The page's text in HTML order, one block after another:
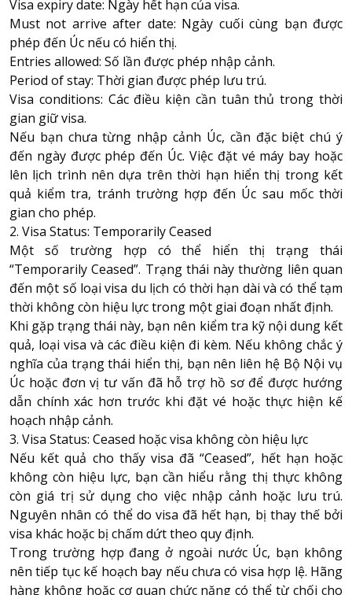
Visa expiry date: Ngày hết hạn của visa.
Must not arrive after date: Ngày cuối cùng bạn được
phép đến Úc nếu có hiển thị.
Entries allowed: Số lần được phép nhập cảnh.
Period of stay: Thời gian được phép lưu trú.
Visa conditions: Các điều kiện cần tuân thủ trong thời
gian giữ visa.
Nếu bạn chưa từng nhập cảnh Úc, cần đặc biệt chú ý
đến ngày được phép đến Úc. Việc đặt vé máy bay hoặc
lên lịch trình nên dựa trên thời hạn hiển thị trong kết
quả kiểm tra, tránh trường hợp đến Úc sau mốc thời
gian cho phép.
2. Visa Status: Temporarily Ceased
Một số trường hợp có thể hiển thị trạng thái
“Temporarily Ceased”. Trạng thái này thường liên quan
đến một số loại visa du lịch có thời hạn dài và có thể tạm
thời không còn hiệu lực trong một giai đoạn nhất định.
Khi gặp trạng thái này, bạn nên kiểm tra kỹ nội dung kết
quả, loại visa và các điều kiện đi kèm. Nếu không chắc ý
nghĩa của trạng thái hiển thị, bạn nên liên hệ Bộ Nội vụ
Úc hoặc đơn vị tư vấn đã hỗ trợ hồ sơ để được hướng
dẫn chính xác hơn trước khi đặt vé hoặc thực hiện kế
hoạch nhập cảnh.
3. Visa Status: Ceased hoặc visa không còn hiệu lực
Nếu kết quả cho thấy visa đã “Ceased”, hết hạn hoặc
không còn hiệu lực, bạn cần hiểu rằng thị thực không
còn giá trị sử dụng cho việc nhập cảnh hoặc lưu trú.
Nguyên nhân có thể do visa đã hết hạn, bị thay thế bởi
visa khác hoặc bị chấm dứt theo quy định.
Trong trường hợp đang ở ngoài nước Úc, bạn không
nên tiếp tục kế hoạch bay nếu chưa có visa hợp lệ. Hãng
hàng không hoặc cơ quan chức năng có thể từ chối cho